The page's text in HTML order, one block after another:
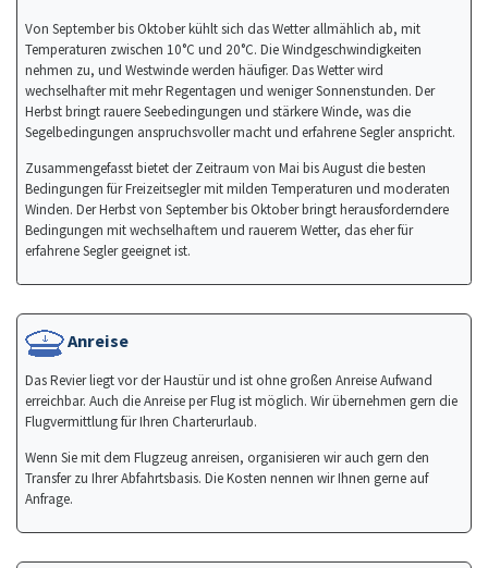
Von September bis Oktober kühlt sich das Wetter allmählich ab, mit
Temperaturen zwischen 10°C und 20°C. Die Windgeschwindigkeiten
nehmen zu, und Westwinde werden häufiger. Das Wetter wird
wechselhafter mit mehr Regentagen und weniger Sonnenstunden. Der
Herbst bringt rauere Seebedingungen und stärkere Winde, was die
Segelbedingungen anspruchsvoller macht und erfahrene Segler anspricht.
Zusammengefasst bietet der Zeitraum von Mai bis August die besten
Bedingungen für Freizeitsegler mit milden Temperaturen und moderaten
Winden. Der Herbst von September bis Oktober bringt herausforderndere
Bedingungen mit wechselhaftem und rauerem Wetter, das eher für
erfahrene Segler geeignet ist.
Anreise
Das Revier liegt vor der Haustür und ist ohne großen Anreise Aufwand
erreichbar. Auch die Anreise per Flug ist möglich. Wir übernehmen gern die
Flugvermittlung für Ihren Charterurlaub.
Wenn Sie mit dem Flugzeug anreisen, organisieren wir auch gern den
Transfer zu Ihrer Abfahrtsbasis. Die Kosten nennen wir Ihnen gerne auf
Anfrage.